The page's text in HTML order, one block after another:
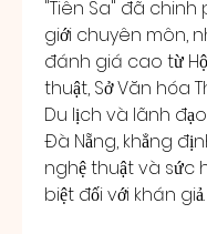
"Tiên Sa" đã chinh
giới chuyên môn,
đánh giá cao từ
thuật, Sở Văn hóa
Du lịch và lãnh
Đà Nẵng, khẳng
nghệ thuật và sức
biệt đối với khán giả.